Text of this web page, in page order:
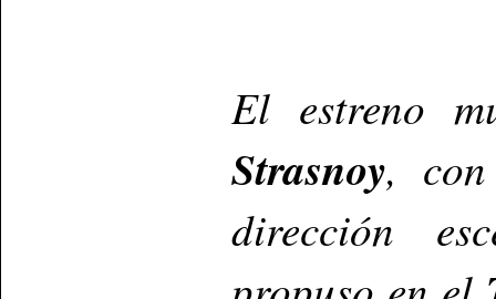
El estreno
Strasnoy,
dirección